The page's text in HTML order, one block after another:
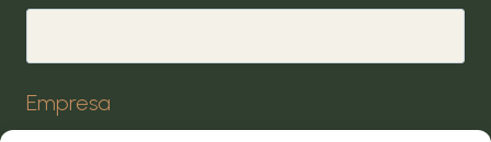
Empresa